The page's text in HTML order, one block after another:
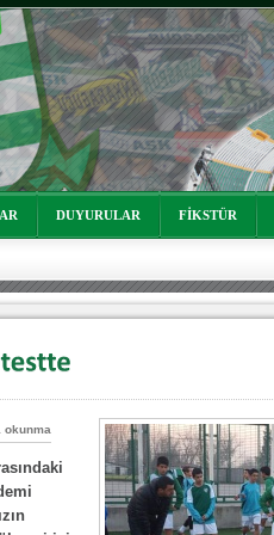
DUYURULAR FİKSTÜR
okunma